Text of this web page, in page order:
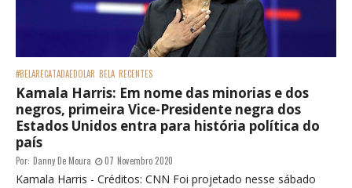
#BELARECATADAEDOLAR BELA RECENTES
Kamala Harris: Em nome das minorias e dos
negros, primeira Vice-Presidente negra dos
Estados Unidos entra para história política do
país
Por: Danny De Moura 07 Novembro 2020
Kamala Harris - Créditos: CNN Foi projetado nesse sábado